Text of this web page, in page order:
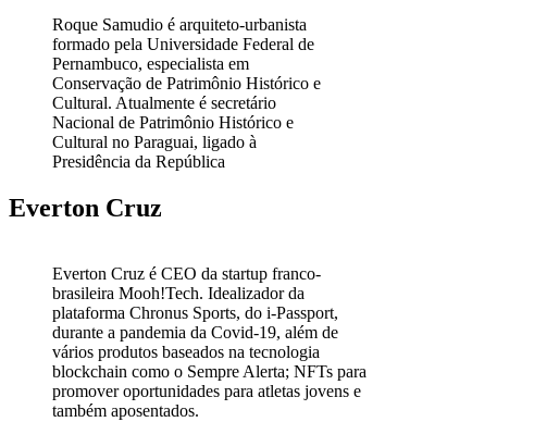
Roque Samudio é arquiteto-urbanista
formado pela Universidade Federal de
Pernambuco, especialista em
Conservação de Patrimônio Histórico e
Cultural. Atualmente é secretário
Nacional de Patrimônio Histórico e
Cultural no Paraguai, ligado à
Presidência da República
Everton Cruz
Everton Cruz é CEO da startup franco-
brasileira Mooh!Tech. Idealizador da
plataforma Chronus Sports, do i-Passport,
durante a pandemia da Covid-19, além de
vários produtos baseados na tecnologia
blockchain como o Sempre Alerta; NFTs para
promover oportunidades para atletas jovens e
também aposentados.